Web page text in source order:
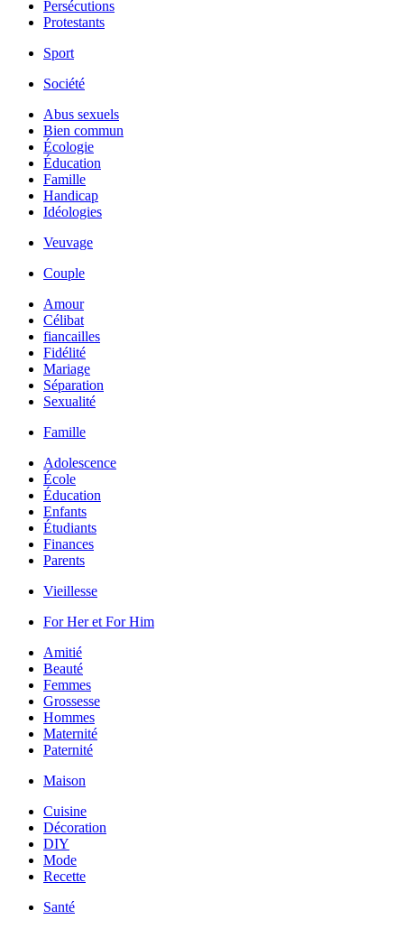
Persécutions
Protestants
Sport
Société
Abus sexuels
Bien commun
Écologie
Éducation
Famille
Handicap
Idéologies
Veuvage
Couple
Amour
Célibat
fiancailles
Fidélité
Mariage
Séparation
Sexualité
Famille
Adolescence
École
Éducation
Enfants
Étudiants
Finances
Parents
Vieillesse
For Her et For Him
Amitié
Beauté
Femmes
Grossesse
Hommes
Maternité
Paternité
Maison
Cuisine
Décoration
DIY
Mode
Recette
Santé